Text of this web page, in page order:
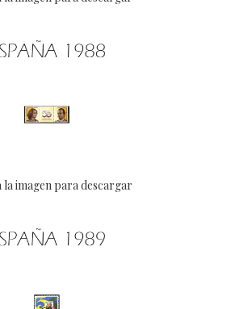
la imagen para descargar